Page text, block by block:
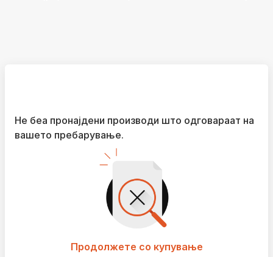
Не беа пронајдени производи што одговараат на
вашето пребарување.
Продолжете со купување